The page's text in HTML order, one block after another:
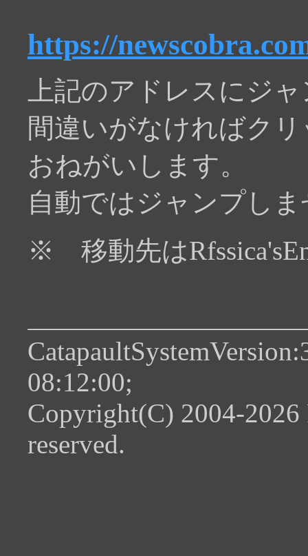
https://
上記のアドレスにジ
間違いがなければク
おねがいします。
自動ではジャンプし
※ 移動先は
08:12:00;
Copyright(C) 2004-
reserved.